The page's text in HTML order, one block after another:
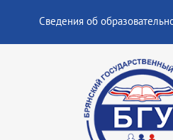
Сведения об